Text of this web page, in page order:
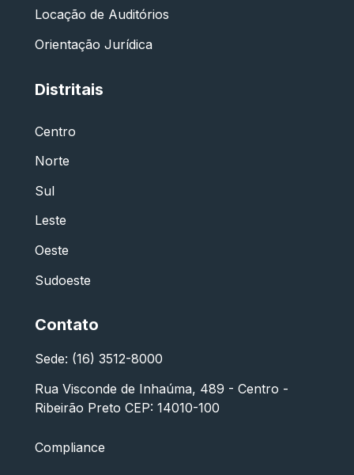
Locação de Auditórios
Orientação Jurídica
Distritais
Centro
Norte
Sul
Leste
Oeste
Sudoeste
Contato
Sede: (16) 3512-8000
Rua Visconde de Inhaúma, 489 - Centro -
Ribeirão Preto CEP: 14010-100
Compliance